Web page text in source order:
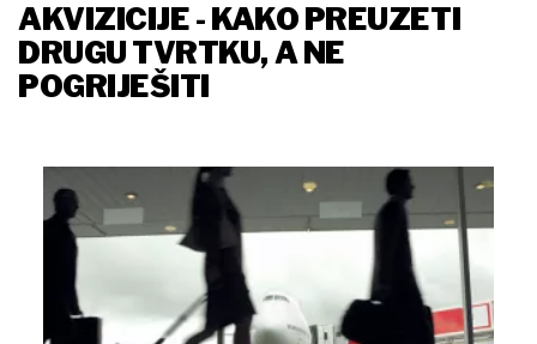
AKVIZICIJE - KAKO PREUZETI
DRUGU TVRTKU, A NE
POGRIJEŠITI